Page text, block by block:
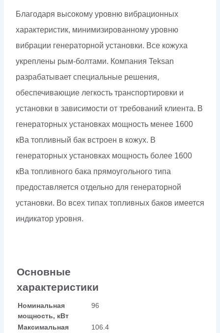
Благодаря высокому уровню вибрационных
характеристик, минимизированному уровню
вибрации генераторной установки. Все кожуха
укреплены рым-болтами. Компания Teksan
разрабатывает специальные решения,
обеспечивающие легкость транспортировки и
установки в зависимости от требований клиента. В
генераторных установках мощность менее 1600
кВа топливный бак встроен в кожух. В
генераторных установках мощность более 1600
кВа топливного бака прямоугольного типа
предоставляется отдельно для генераторной
установки. Во всех типах топливных баков имеется
индикатор уровня.
Основные
характеристики
Номинальная
мощность, кВт
96
Максимальная 106.4